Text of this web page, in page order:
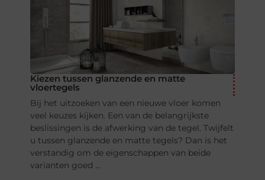
Kiezen tussen glanzende en matte
vloertegels
Bij het uitzoeken van een nieuwe vloer komen
veel keuzes kijken. Een van de belangrijkste
beslissingen is de afwerking van de tegel. Twijfelt
u tussen glanzende en matte tegels? Dan is het
verstandig om de eigenschappen van beide
varianten goed ...